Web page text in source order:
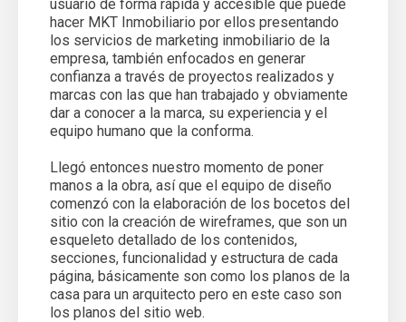
usuario de forma rápida y accesible que puede
hacer MKT Inmobiliario por ellos presentando
los servicios de marketing inmobiliario de la
empresa, también enfocados en generar
confianza a través de proyectos realizados y
marcas con las que han trabajado y obviamente
dar a conocer a la marca, su experiencia y el
equipo humano que la conforma.
Llegó entonces nuestro momento de poner
manos a la obra, así que el equipo de diseño
comenzó con la elaboración de los bocetos del
sitio con la creación de wireframes, que son un
esqueleto detallado de los contenidos,
secciones, funcionalidad y estructura de cada
página, básicamente son como los planos de la
casa para un arquitecto pero en este caso son
los planos del sitio web.